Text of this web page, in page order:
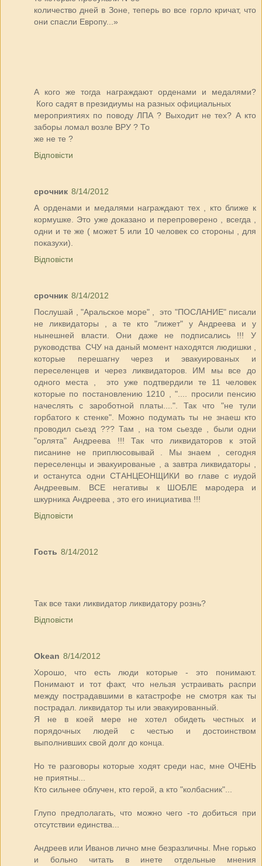
количество дней в Зоне, теперь во все горло кричат, что
они спасли Европу...»
А кого же тогда награждают орденами и медалями?
Кого садят в президиумы на разных официальных
мероприятиях по поводу ЛПА ? Выходит не тех? А кто
заборы ломал возле ВРУ ? То
же не те ?
Відповісти
срочник 8/14/2012
А орденами и медалями награждают тех , кто ближе к
кормушке. Это уже доказано и перепроверено , всегда ,
одни и те же ( может 5 или 10 человек со стороны , для
показухи).
Відповісти
срочник 8/14/2012
Послушай , "Аральское море" , это "ПОСЛАНИЕ" писали
не ликвидаторы , а те кто "лижет" у Андреева и у
нынешней власти. Они даже не подписались !!! У
руководства СЧУ на даный момент находятся людишки ,
которые перешагну через и эвакуированых и
переселенцев и через ликвидаторов. ИМ мы все до
одного места , это уже подтвердили те 11 человек
которые по постановлению 1210 , ".... просили пенсию
начеслять с зароботной платы....". Так что "не тули
горбатого к стенке". Можно подумать ты не знаеш кто
проводил сьезд ??? Там , на том сьезде , были одни
"орлята" Андреева !!! Так что ликвидаторов к этой
писанине не приплюсовывай . Мы знаем , сегодня
переселенцы и эвакуированые , а завтра ликвидаторы ,
и останутса одни СТАНЦЕОНЩИКИ во главе с иудой
Андреевым. ВСЕ негативы к ШОБЛЕ мародера и
шкурника Андреева , это его инициатива !!!
Відповісти
Гость 8/14/2012
Так все таки ликвидатор ликвидатору рознь?
Відповісти
Okean 8/14/2012
Хорошо, что есть люди которые - это понимают.
Понимают и тот факт, что нельзя устраивать распри
между пострадавшими в катастрофе не смотря как ты
пострадал. ликвидатор ты или эвакуированный.
Я не в коей мере не хотел обидеть честных и
порядочных людей с честью и достоинством
выполнивших свой долг до конца.
Но те разговоры которые ходят среди нас, мне ОЧЕНЬ
не приятны...
Кто сильнее облучен, кто герой, а кто "колбасник"...
Глупо предполагать, что можно чего -то добиться при
отсутствии единства...
Андреев или Иванов лично мне безразличны. Мне горько
и больно читать в инете отдельные мнения